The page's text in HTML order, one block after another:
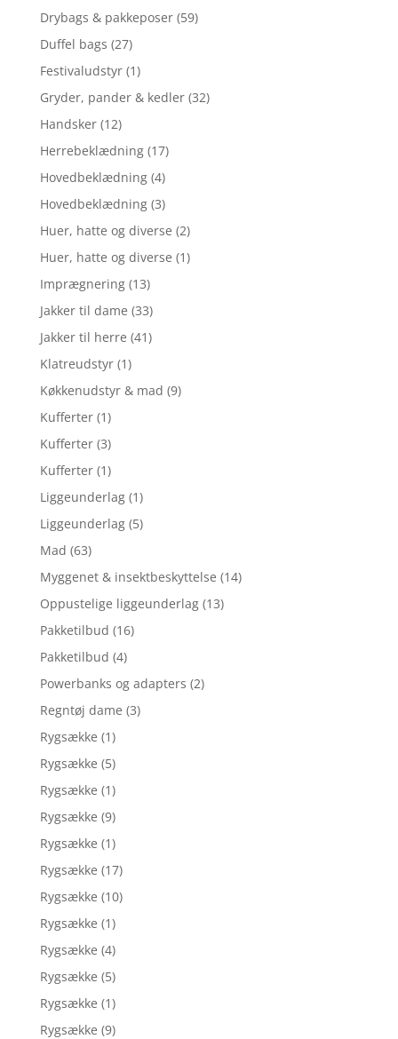
Drybags & pakkeposer (59)
Duffel bags (27)
Festivaludstyr (1)
Gryder, pander & kedler (32)
Handsker (12)
Herrebeklædning (17)
Hovedbeklædning (4)
Hovedbeklædning (3)
Huer, hatte og diverse (2)
Huer, hatte og diverse (1)
Imprægnering (13)
Jakker til dame (33)
Jakker til herre (41)
Klatreudstyr (1)
Køkkenudstyr & mad (9)
Kufferter (1)
Kufferter (3)
Kufferter (1)
Liggeunderlag (1)
Liggeunderlag (5)
Mad (63)
Myggenet & insektbeskyttelse (14)
Oppustelige liggeunderlag (13)
Pakketilbud (16)
Pakketilbud (4)
Powerbanks og adapters (2)
Regntøj dame (3)
Rygsække (1)
Rygsække (5)
Rygsække (1)
Rygsække (9)
Rygsække (1)
Rygsække (17)
Rygsække (10)
Rygsække (1)
Rygsække (4)
Rygsække (5)
Rygsække (1)
Rygsække (9)